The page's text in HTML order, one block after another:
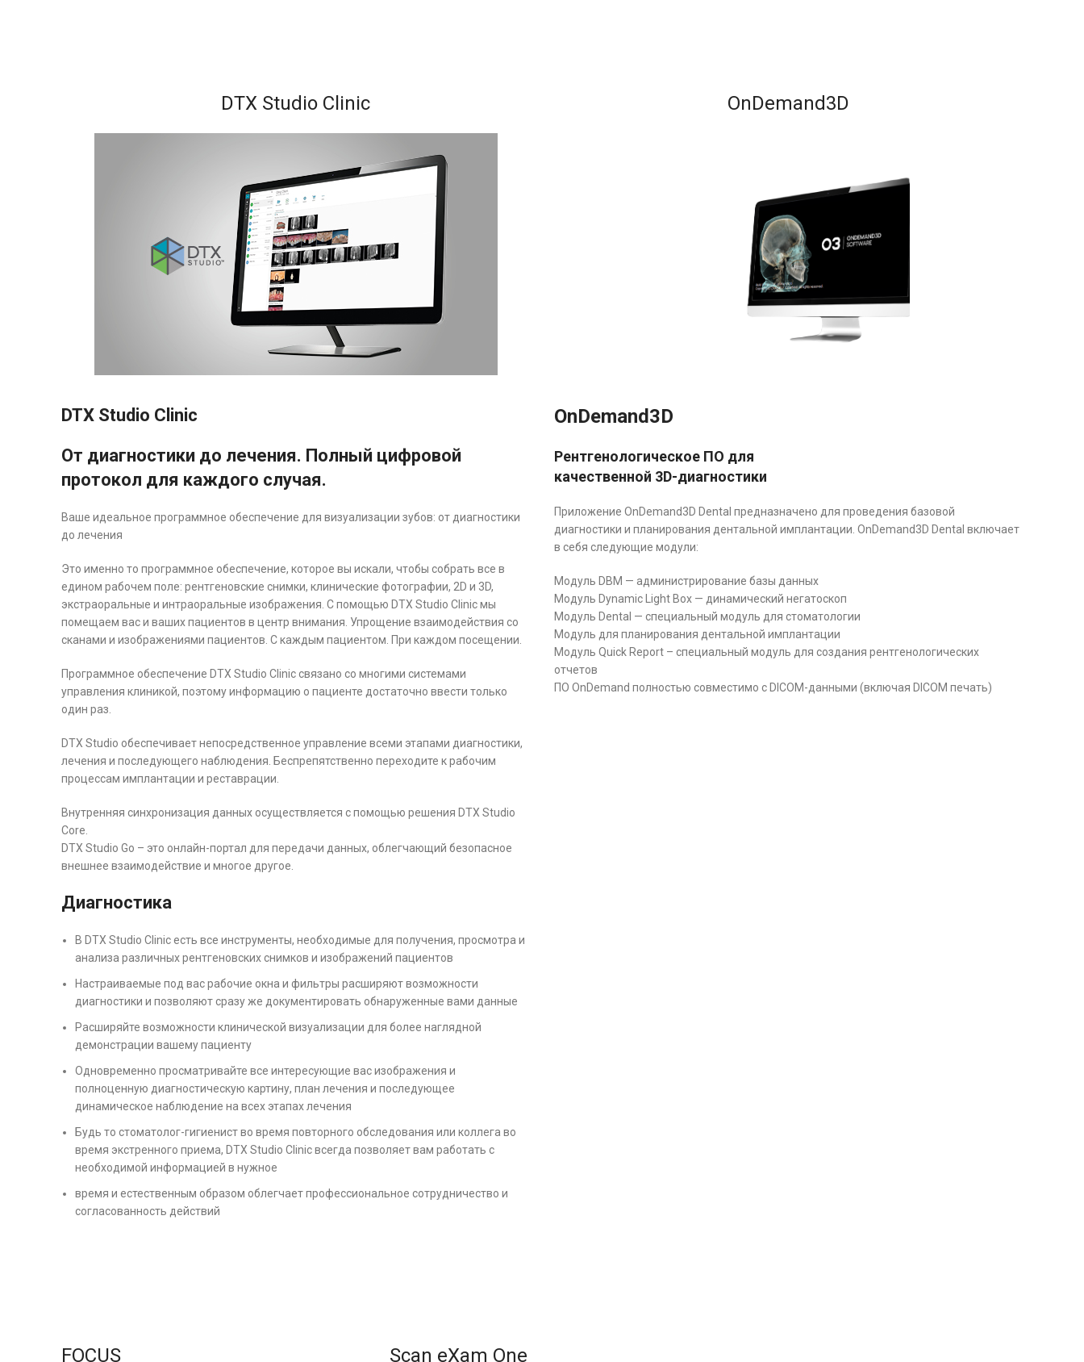
DTX Studio Clinic
DTX Studio Clinic
От диагностики до лечения. Полный цифровой
протокол для каждого случая.
Ваше идеальное программное обеспечение для визуализации зубов: от диагностики
до лечения
Это именно то программное обеспечение, которое вы искали, чтобы собрать все в
едином рабочем поле: рентгеновские снимки, клинические фотографии, 2D и 3D,
экстраоральные и интраоральные изображения. С помощью DTX Studio Clinic мы
помещаем вас и ваших пациентов в центр внимания. Упрощение взаимодействия со
сканами и изображениями пациентов. С каждым пациентом. При каждом посещении.
Программное обеспечение DTX Studio Clinic связано со многими системами
управления клиникой, поэтому информацию о пациенте достаточно ввести только
один раз.
DTX Studio обеспечивает непосредственное управление всеми этапами диагностики,
лечения и последующего наблюдения. Беспрепятственно переходите к рабочим
процессам имплантации и реставрации.
Внутренняя синхронизация данных осуществляется с помощью решения DTX Studio
Core.
DTX Studio Go – это онлайн-портал для передачи данных, облегчающий безопасное
внешнее взаимодействие и многое другое.
Диагностика
В DTX Studio Clinic есть все инструменты, необходимые для получения, просмотра и
анализа различных рентгеновских снимков и изображений пациентов
Настраиваемые под вас рабочие окна и фильтры расширяют возможности
диагностики и позволяют сразу же документировать обнаруженные вами данные
Расширяйте возможности клинической визуализации для более наглядной
демонстрации вашему пациенту
Одновременно просматривайте все интересующие вас изображения и
полноценную диагностическую картину, план лечения и последующее
динамическое наблюдение на всех этапах лечения
Будь то стоматолог-гигиенист во время повторного обследования или коллега во
время экстренного приема, DTX Studio Clinic всегда позволяет вам работать с
необходимой информацией в нужное
время и естественным образом облегчает профессиональное сотрудничество и
согласованность действий
OnDemand3D
OnDemand3D
Рентгенологическое ПО для
качественной 3D-диагностики
Приложение OnDemand3D Dental предназначено для проведения базовой
диагностики и планирования дентальной имплантации. OnDemand3D Dental включает
в себя следующие модули:
Модуль DBM — администрирование базы данных
Модуль Dynamic Light Box — динамический негатоскоп
Модуль Dental — специальный модуль для стоматологии
Модуль для планирования дентальной имплантации
Модуль Quick Report – специальный модуль для создания рентгенологических
отчетов
ПО OnDemand полностью совместимо с DICOM-данными (включая DICOM печать)
FOCUS Scan eXam One